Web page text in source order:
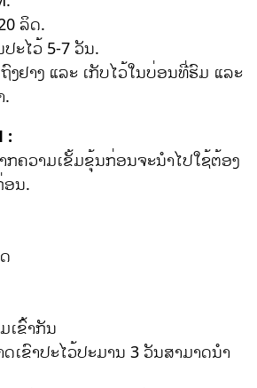
ລິດ.
ະໄວ້ 5-7 ວັນ.
ງຢາງ ແລະ ເກັບໄວ້ໃນບ່ອນທີ່ຮົມ ແລະ
.
:
ຄວາມເຂັ້ມຂຸ້ນກ່ອນຈະນໍາໄປໃຊ້ຕ້ອງ
ອນ.
ເຂົ້າກັນ
ເຂົາປະໄວ້ປະມານ 3 ວັນສາມາດນໍາ